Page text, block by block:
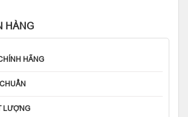
HÀNG
HÃNG
LƯỢNG